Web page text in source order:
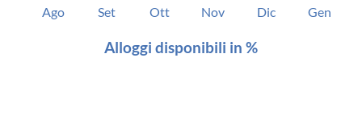
Ago Set Ott Nov Dic Gen
Alloggi disponibili in %